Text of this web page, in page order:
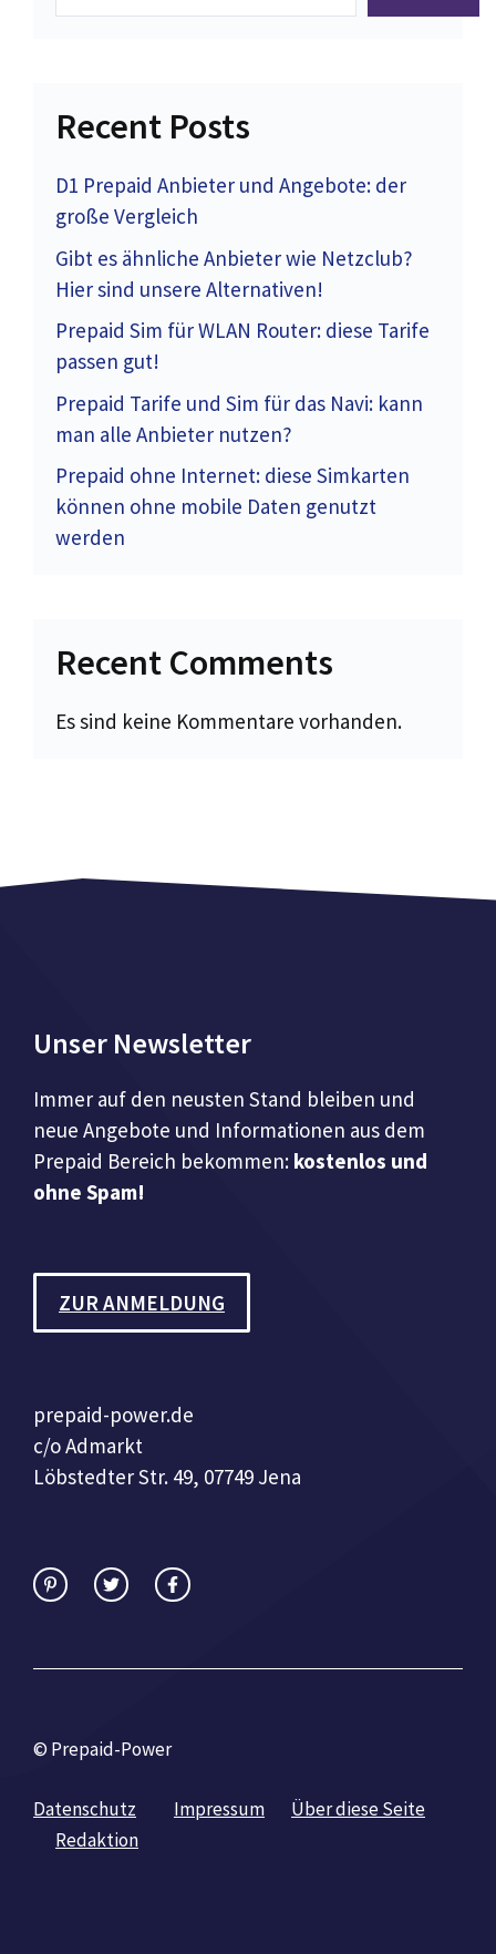
Recent Posts
D1 Prepaid Anbieter und Angebote: der
große Vergleich
Gibt es ähnliche Anbieter wie Netzclub?
Hier sind unsere Alternativen!
Prepaid Sim für WLAN Router: diese Tarife
passen gut!
Prepaid Tarife und Sim für das Navi: kann
man alle Anbieter nutzen?
Prepaid ohne Internet: diese Simkarten
können ohne mobile Daten genutzt
werden
Recent Comments
Es sind keine Kommentare vorhanden.
Unser Newsletter
Immer auf den neusten Stand bleiben und
neue Angebote und Informationen aus dem
Prepaid Bereich bekommen: kostenlos und
ohne Spam!
ZUR ANMELDUNG
prepaid-power.de
c/o Admarkt
Löbstedter Str. 49, 07749 Jena
© Prepaid-Power
Datenschutz Impressum
Über diese Seite
Redaktion